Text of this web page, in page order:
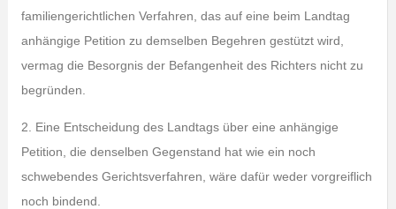
familiengerichtlichen Verfahren, das auf eine beim Landtag
anhängige Petition zu demselben Begehren gestützt wird,
vermag die Besorgnis der Befangenheit des Richters nicht zu
begründen.
2. Eine Entscheidung des Landtags über eine anhängige
Petition, die denselben Gegenstand hat wie ein noch
schwebendes Gerichtsverfahren, wäre dafür weder vorgreiflich
noch bindend.